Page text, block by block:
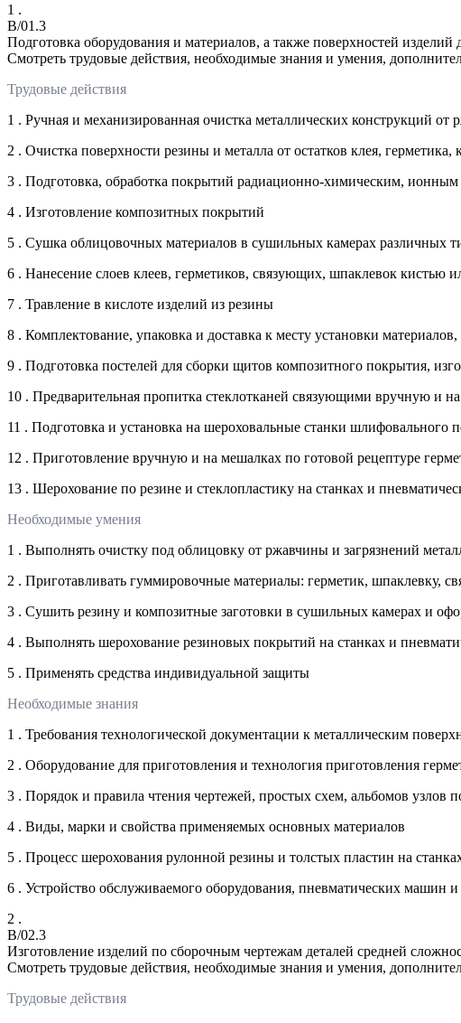
1 .
B/01.3
Подготовка оборудования и материалов, а также поверхностей
Смотреть трудовые действия, необходимые знания и умения,
Трудовые действия
1 . Ручная и механизированная очистка металлических конструкций от
2 . Очистка поверхности резины и металла от остатков клея, герметика,
3 . Подготовка, обработка покрытий радиационно-химическим,
4 . Изготовление композитных покрытий
5 . Сушка облицовочных материалов в сушильных камерах различных
6 . Нанесение слоев клеев, герметиков, связующих, шпаклевок кистью
7 . Травление в кислоте изделий из резины
8 . Комплектование, упаковка и доставка к месту установки материалов,
9 . Подготовка постелей для сборки щитов композитного покрытия,
10 . Предварительная пропитка стеклотканей связующими вручную и
11 . Подготовка и установка на шероховальные станки шлифовального
12 . Приготовление вручную и на мешалках по готовой рецептуре
13 . Шерохование по резине и стеклопластику на станках и
Необходимые умения
1 . Выполнять очистку под облицовку от ржавчины и загрязнений
2 . Приготавливать гуммировочные материалы: герметик, шпаклевку,
3 . Сушить резину и композитные заготовки в сушильных камерах и
4 . Выполнять шерохование резиновых покрытий на станках и
5 . Применять средства индивидуальной защиты
Необходимые знания
1 . Требования технологической документации к металлическим
2 . Оборудование для приготовления и технология приготовления
3 . Порядок и правила чтения чертежей, простых схем, альбомов узлов
4 . Виды, марки и свойства применяемых основных материалов
5 . Процесс шерохования рулонной резины и толстых пластин на
6 . Устройство обслуживаемого оборудования, пневматических машин
2 .
B/02.3
Изготовление изделий по сборочным чертежам деталей средней
Смотреть трудовые действия, необходимые знания и умения,
Трудовые действия